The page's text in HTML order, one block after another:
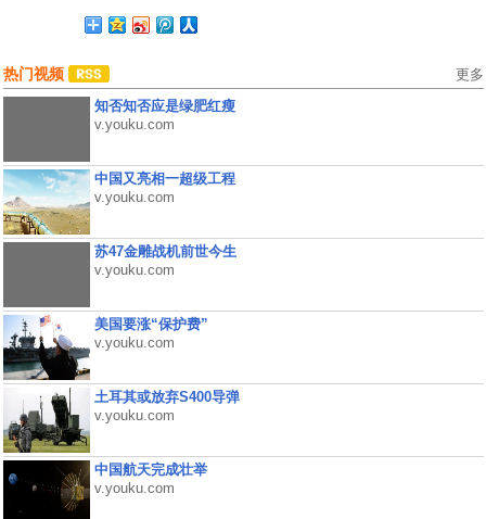
热门视频 更多
知否知否应是绿肥红瘦
v.youku.com
中国又亮相一超级工程
v.youku.com
苏47金雕战机前世今生
v.youku.com
美国要涨“保护费”
v.youku.com
土耳其或放弃S400导弹
v.youku.com
中国航天完成壮举
v.youku.com